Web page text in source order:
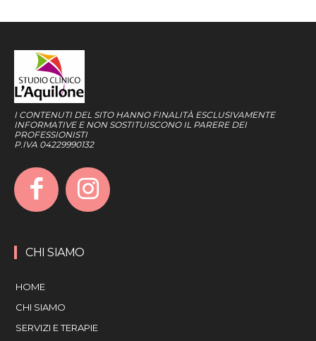
I CONTENUTI DEL SITO HANNO FINALITÀ ESCLUSIVAMENTE
INFORMATIVE E NON SOSTITUISCONO IL PARERE DEI
PROFESSIONISTI
P.IVA 04229990132
CHI SIAMO
HOME
CHI SIAMO
SERVIZI E TERAPIE